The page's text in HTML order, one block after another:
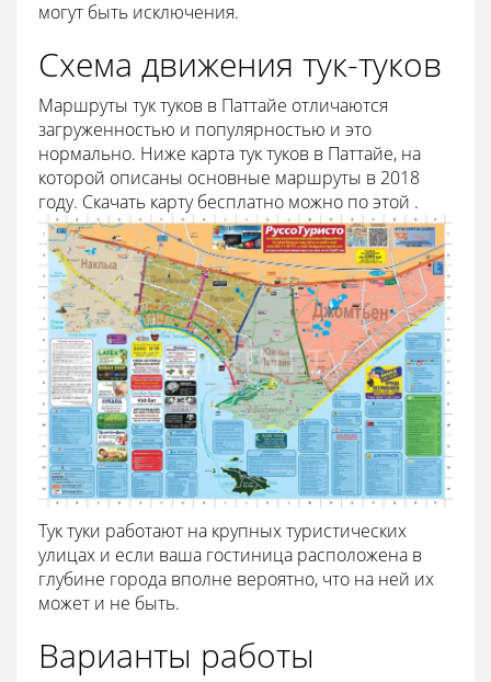
могут быть исключения.
Схема движения тук-туков
Маршруты тук туков в Паттайе отличаются
загруженностью и популярностью и это
нормально. Ниже карта тук туков в Паттайе, на
которой описаны основные маршруты в 2018
году. Скачать карту бесплатно можно по этой .
Тук туки работают на крупных туристических
улицах и если ваша гостиница расположена в
глубине города вполне вероятно, что на ней их
может и не быть.
Варианты работы